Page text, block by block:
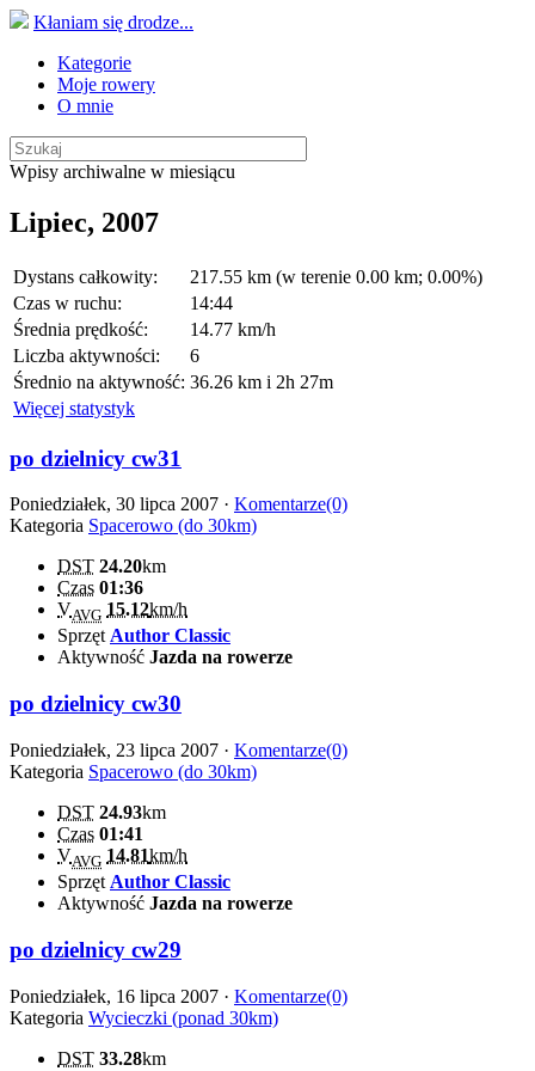
Kłaniam się drodze...
Kategorie
Moje rowery
O mnie
Wpisy archiwalne w miesiącu
Lipiec, 2007
Dystans całkowity:
217.55 km (w terenie 0.00 km; 0.00%)
Czas w ruchu:
14:44
Średnia prędkość:
14.77 km/h
Liczba aktywności:
6
Średnio na aktywność: 36.26 km i 2h 27m
Więcej statystyk
po dzielnicy cw31
Poniedziałek, 30 lipca 2007 · Komentarze(0)
Kategoria Spacerowo (do 30km)
DST 24.20km
Czas 01:36
VAVG 15.12km/h
SprzętAuthor Classic
Aktywność Jazda na rowerze
po dzielnicy cw30
Poniedziałek, 23 lipca 2007 · Komentarze(0)
Kategoria Spacerowo (do 30km)
DST 24.93km
Czas 01:41
VAVG 14.81km/h
Sprzęt Author Classic
Aktywność Jazda na rowerze
po dzielnicy cw29
Poniedziałek, 16 lipca 2007 · Komentarze(0)
Kategoria Wycieczki (ponad 30km)
DST 33.28km